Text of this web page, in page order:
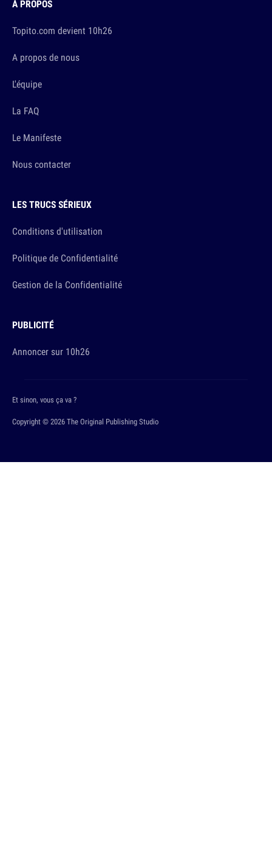
À PROPOS
Topito.com devient 10h26
A propos de nous
L'équipe
La FAQ
Le Manifeste
Nous contacter
LES TRUCS SÉRIEUX
Conditions d'utilisation
Politique de Confidentialité
Gestion de la Confidentialité
PUBLICITÉ
Annoncer sur 10h26
Copyright © 2026 The Original Publishing Studio
Et sinon, vous ça va ?